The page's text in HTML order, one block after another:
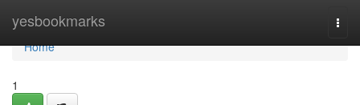
yesbookmarks
Home
Home
1